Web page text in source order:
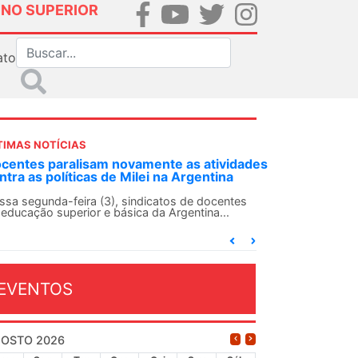
SUPERIOR
NOTÍCIAS
SN convoca docentes para Dia de
Internacionalista com Cuba em
de agosto
SN conclama suas seções sindicais e o
2026